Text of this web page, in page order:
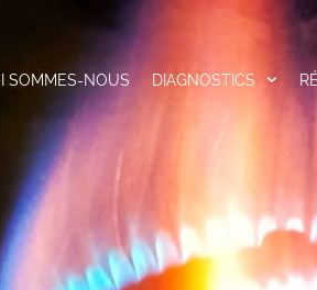
SOMMES-NOUS DIAGNOSTICS